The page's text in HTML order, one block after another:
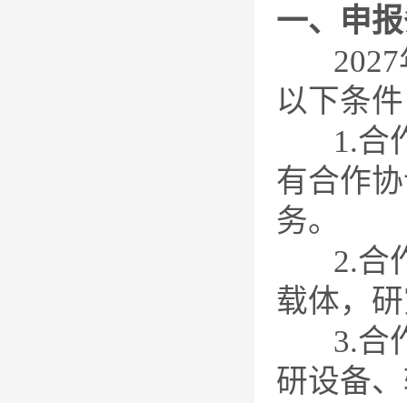
一、申
2027
以下条
1.合作
有合作
务。
2.合作
载体，
3.合作
研设备